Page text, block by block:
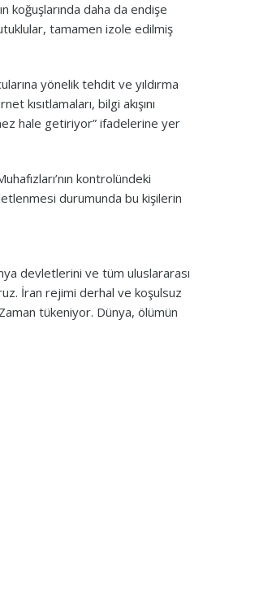
koğuşlarında daha da endişe
tamamen izole edilmiş
yönelik tehdit ve yıldırma
kısıtlamaları, bilgi akışını
hale getiriyor” ifadelerine yer
kontrolündeki
durumunda bu kişilerin
devletlerini ve tüm uluslararası
İran rejimi derhal ve koşulsuz
tükeniyor. Dünya, ölümün